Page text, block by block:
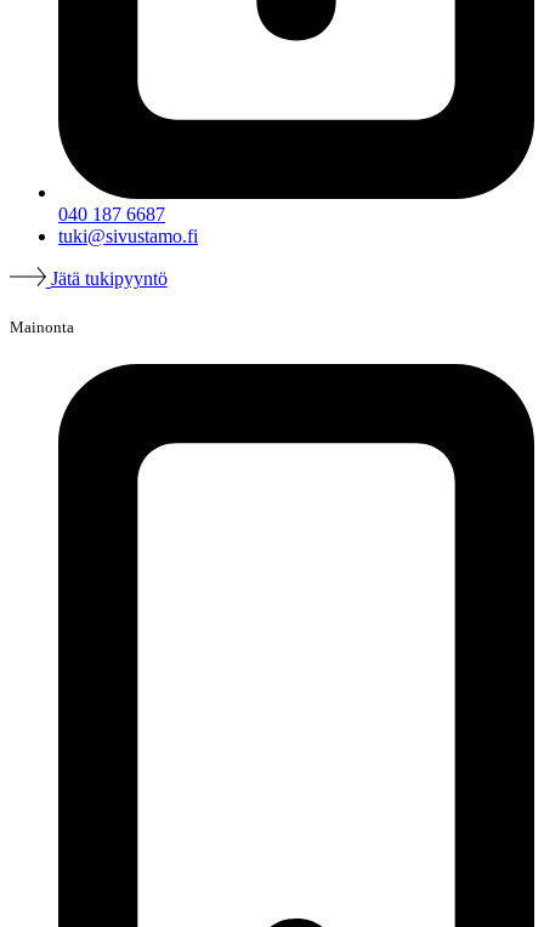
040 187 6687
tuki@sivustamo.fi
Jätä tukipyyntö
Mainonta